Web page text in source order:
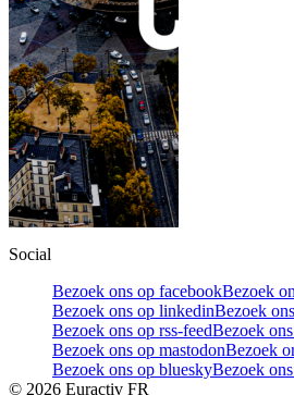
Social
Bezoek ons op facebookBezoek
Bezoek ons op linkedinBezoek
Bezoek ons op rss-feedBezoek
Bezoek ons op mastodonBezoek
Bezoek ons op blueskyBezoek
© 2026 Euractiv FR